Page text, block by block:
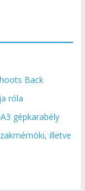
Back
róla
gépkarabély
illetve